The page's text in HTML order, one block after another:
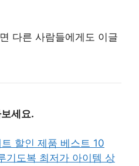
다른 사람들에게도 이글
세요.
할인 제품 베스트 10
기도복 최저가 아이템 상